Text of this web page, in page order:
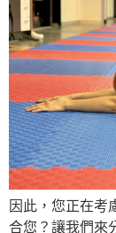
因此，您正在考
合您？讓我們來